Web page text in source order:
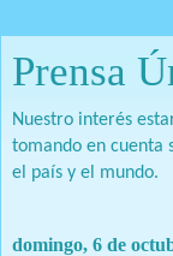
Prensa
Nuestro interés
tomando en cuenta
el país y el mundo.
domingo, 6 de